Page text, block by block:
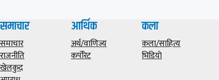
समाचार
समाचार
राजनीति
खेलकुद
आर्थिक
अर्थ/वाणिज्य
कर्पोरेट
कला
कला/साहित्य
भिडियाे